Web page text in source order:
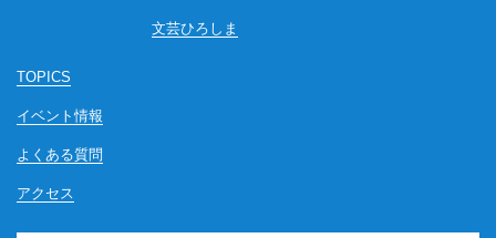
文芸ひろしま
TOPICS
イベント情報
よくある質問
アクセス